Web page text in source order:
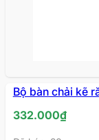
Bộ bàn chải kẽ
332.000₫